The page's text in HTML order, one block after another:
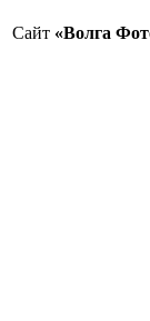
Сайт «Волга